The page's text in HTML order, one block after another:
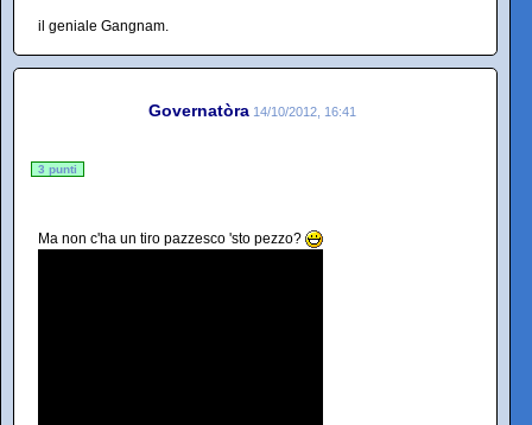
il geniale Gangnam.
Governatòra 14/10/2012, 16:41
3 punti
Ma non c'ha un tiro pazzesco 'sto pezzo?